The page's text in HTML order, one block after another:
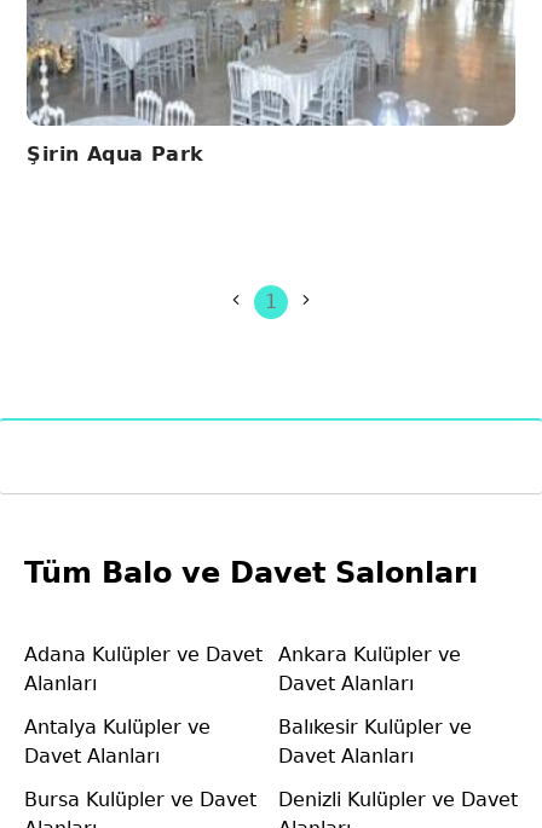
Şirin Aqua Park
1
Tüm Balo ve Davet Salonları
Adana Kulüpler ve Davet
Alanları
Ankara Kulüpler ve
Davet Alanları
Antalya Kulüpler ve
Davet Alanları
Balıkesir Kulüpler ve
Davet Alanları
Bursa Kulüpler ve Davet
Denizli Kulüpler ve Davet